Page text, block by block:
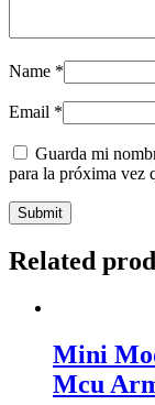
Name *
Email *
Guarda mi
para la próxima vez
Related
Mini
Mcu